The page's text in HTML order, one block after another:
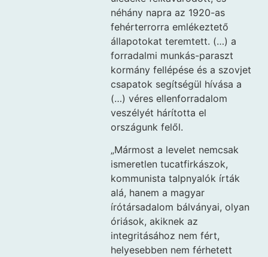
néhány napra az 1920-as
fehérterrorra emlékeztető
állapotokat teremtett. (…) a
forradalmi munkás-paraszt
kormány fellépése és a szovjet
csapatok segítségül hívása a
(…) véres ellenforradalom
veszélyét hárította el
országunk felől.
„Mármost a levelet nemcsak
ismeretlen tucatfirkászok,
kommunista talpnyalók írták
alá, hanem a magyar
írótársadalom bálványai, olyan
óriások, akiknek az
integritásához nem fért,
helyesebben nem férhetett